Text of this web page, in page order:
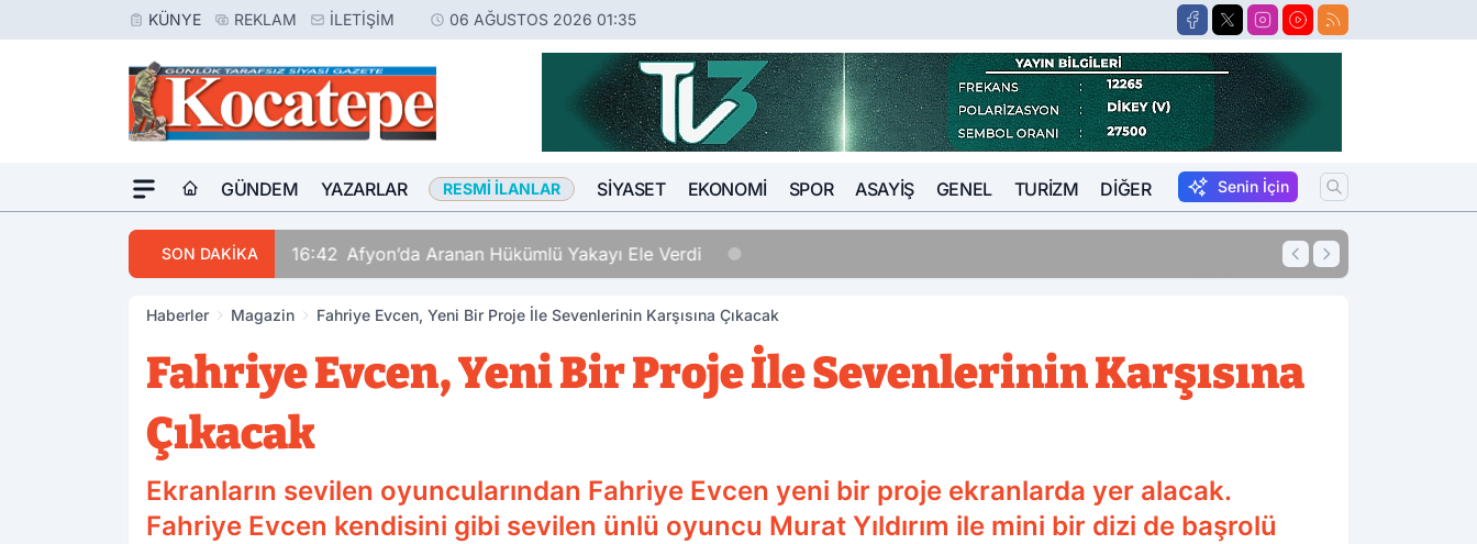
KÜNYE REKLAM İLETIŞIM 06 AĞUSTOS 2026 01:35
GÜNDEM YAZARLAR RESMI İLANLAR SIYASET EKONOMI SPOR ASAYIŞ GENEL TURIZM DIĞER Senin İçin
SON DAKİKA
Afyon’da Aranan Hükümlü Yakayı Ele Verdi Suikastçi FETÖCÜ Afyon'daki
Haberler Magazin Fahriye Evcen, Yeni Bir Proje İle Sevenlerinin Karşısına Çıkacak
Fahriye Evcen, Yeni Bir Proje İle Sevenlerinin Karşısına
Çıkacak
Ekranların sevilen oyuncularından Fahriye Evcen yeni bir proje ekranlarda yer alacak.
Fahriye Evcen kendisini gibi sevilen ünlü oyuncu Murat Yıldırım ile mini bir dizi de başrolü